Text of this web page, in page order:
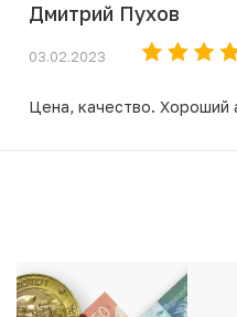
Дмитрий Пухов
03.02.2023
Цена, качество. Хороший